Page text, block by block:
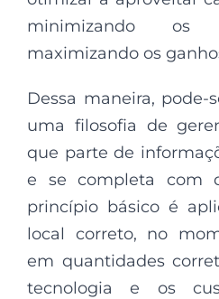
minimizando os
maximizando os
Dessa maneira,
uma filosofia de
que parte de
e se completa com
princípio básico é
local correto, no
em quantidades
tecnologia e os